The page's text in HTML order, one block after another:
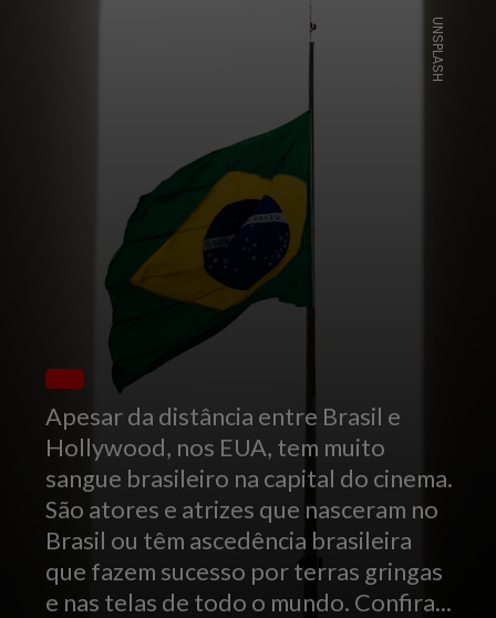
Apesar da distância entre Brasil e
Hollywood, nos EUA, tem muito
sangue brasileiro na capital do cinema.
São atores e atrizes que nasceram no
Brasil ou têm ascedência brasileira
que fazem sucesso por terras gringas
e nas telas de todo o mundo. Confira...
UNSPLASH